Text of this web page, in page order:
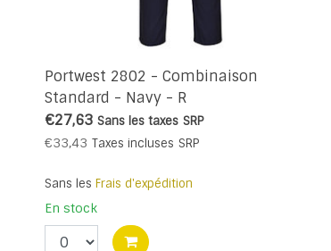
Portwest 2802 - Combinaison
Standard - Navy - R
€27,63 Sans les taxes SRP
€33,43 Taxes incluses SRP
Sans les Frais d'expédition
En stock